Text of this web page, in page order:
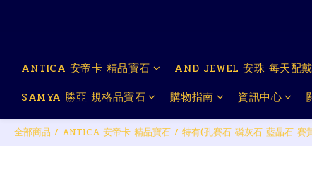
ANTICA 安帝卡 精品寶石
AND JEWEL 安珠 每天配
SAMYA 勝亞 規格品寶石
購物指南 資訊中心
全部商品 / ANTICA 安帝卡 精品寶石 / 特有(孔賽石 磷灰石 藍晶石 賽